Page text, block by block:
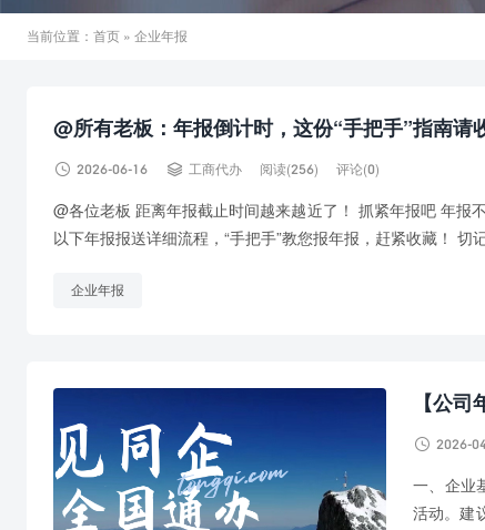
当前位置： 首页 » 企业年报
@所有老板：年报倒计时，这份“手把手”指南请
 2026-06-16  工商代办 阅读(256) 评论(0)
@各位老板 距离年报截止时间越来越近了！ 抓紧年报吧 年报
以下年报报送详细流程，“手把手”教您报年报，赶紧收藏！
企业年报
【公
 2026-
一、企业
活动。建